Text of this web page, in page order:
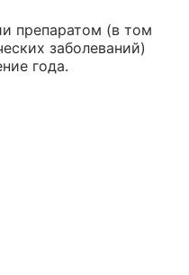
препаратом (в том
заболеваний)
года.